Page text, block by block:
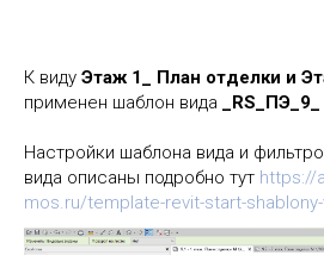
К виду Этаж 1_ План отделки и
применен шаблон вида
Настройки шаблона вида и
вида описаны подробно тут https://
mos.ru/template-revit-start-